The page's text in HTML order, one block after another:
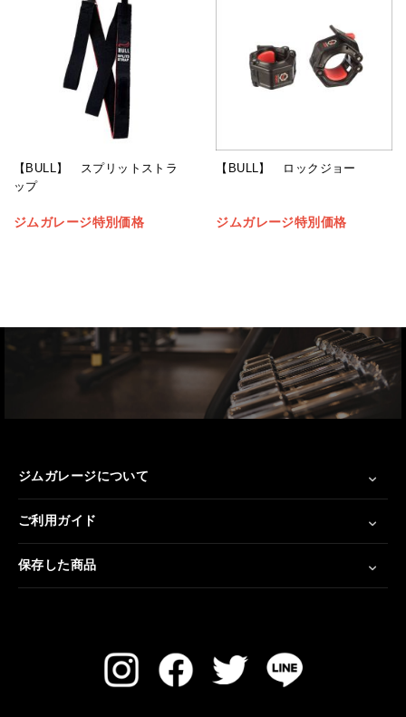
【BULL】 スプリットストラ
ップ
ジムガレージ特別価格
【BULL】 ロックジョー
ジムガレージ特別価格
ジムガレージについて
ご利用ガイド
保存した商品